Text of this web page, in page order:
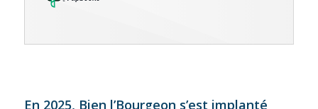
En 2025, Bien l’Bourgeon s’est implanté